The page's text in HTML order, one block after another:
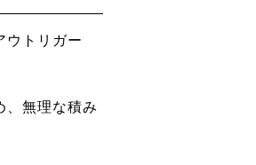
ウトリガー
、無理な積み